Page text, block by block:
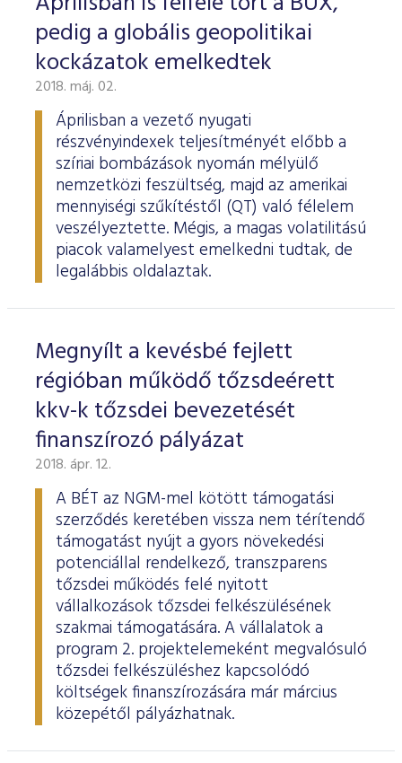
pedig a globális geopolitikai
kockázatok emelkedtek
2018. máj. 02.
Áprilisban a vezető nyugati
részvényindexek teljesítményét előbb a
szíriai bombázások nyomán mélyülő
nemzetközi feszültség, majd az amerikai
mennyiségi szűkítéstől (QT) való félelem
veszélyeztette. Mégis, a magas volatilitású
piacok valamelyest emelkedni tudtak, de
legalábbis oldalaztak.
Megnyílt a kevésbé fejlett
régióban működő tőzsdeérett
kkv-k tőzsdei bevezetését
finanszírozó pályázat
2018. ápr. 12.
A BÉT az NGM-mel kötött támogatási
szerződés keretében vissza nem térítendő
támogatást nyújt a gyors növekedési
potenciállal rendelkező, transzparens
tőzsdei működés felé nyitott
vállalkozások tőzsdei felkészülésének
szakmai támogatására. A vállalatok a
program 2. projektelemeként megvalósuló
tőzsdei felkészüléshez kapcsolódó
költségek finanszírozására már március
közepétől pályázhatnak.